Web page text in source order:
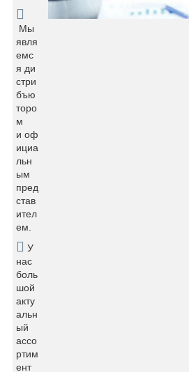
Мы
явля
емс
я ди
стри
бъю
торо
м
и оф
ициа
льн
ым
пред
став
ител
ем.
У
нас
боль
шой
акту
альн
ый
ассо
ртим
ент